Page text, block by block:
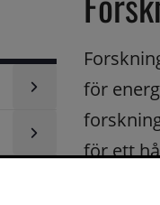
Undersidor
för
för
för ett